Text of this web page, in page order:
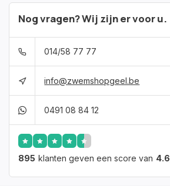
Nog vragen? Wij zijn er voor u.
014/58 77 77
info@zwemshopgeel.be
0491 08 84 12
895 klanten geven een score van 4.6